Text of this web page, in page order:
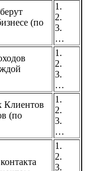
(по
1.
2.
3.
…
1.
2.
3.
…
Клиентов
(по
1.
2.
3.
…
1.
2.
3.